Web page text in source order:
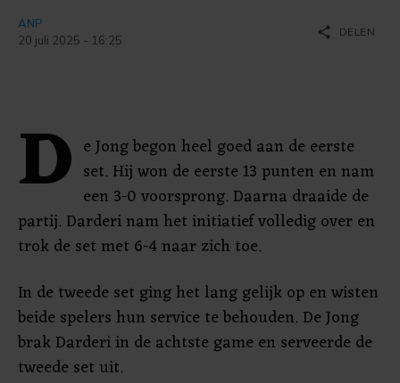
ANP
20 juli 2025 - 16:25
share DELEN
D e Jong begon heel goed aan de eerste
set. Hij won de eerste 13 punten en nam
een 3-0 voorsprong. Daarna draaide de
partij. Darderi nam het initiatief volledig over en
trok de set met 6-4 naar zich toe.
In de tweede set ging het lang gelijk op en wisten
beide spelers hun service te behouden. De Jong
brak Darderi in de achtste game en serveerde de
tweede set uit.